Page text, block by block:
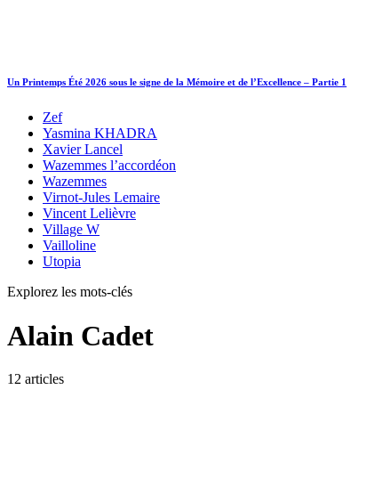
Un Printemps Été 2026 sous le signe de la Mémoire et de l’Excellence – Partie 1
Zef
Yasmina KHADRA
Xavier Lancel
Wazemmes l’accordéon
Wazemmes
Virnot-Jules Lemaire
Vincent Lelièvre
Village W
Vailloline
Utopia
Explorez les mots-clés
Alain Cadet
12 articles